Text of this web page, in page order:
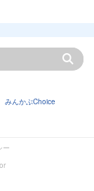
みんかぶChoice
ー